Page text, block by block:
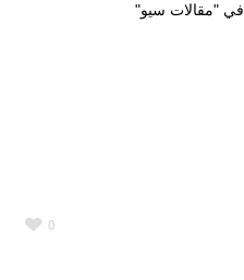
في "مقالات سيو"
0